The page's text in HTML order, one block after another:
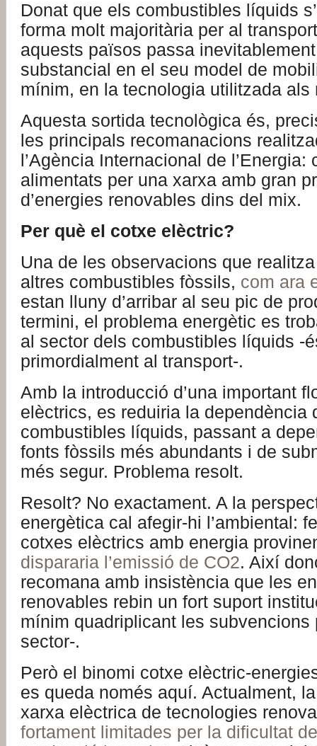
Donat que els combustibles líquids
forma molt majoritària per al
aquests països passa
substancial en el seu model de
mínim, en la tecnologia utilitzada als
Aquesta sortida tecnològica és,
les principals recomanacions
l’Agència Internacional de
alimentats per una xarxa amb gran
d’energies renovables dins del mix.
Per què el cotxe elèctric?
Una de les observacions que realitza
altres combustibles fòssils, com ara
estan lluny d’arribar al seu pic de
termini, el problema energètic es
al sector dels combustibles líquids -
primordialment al transport-.
Amb la introducció d’una important
elèctrics, es reduiria la dependència
combustibles líquids, passant a
fonts fòssils més abundants i de
més segur. Problema resolt.
Resolt? No exactament. A la
energètica cal afegir-hi l’ambiental:
cotxes elèctrics amb energia
dispararia l’emissió de CO2. Així
recomana amb insistència que les
renovables rebin un fort suport
mínim quadriplicant les subvencions
sector-.
Però el binomi cotxe elèctric-
es queda només aquí. Actualment,
xarxa elèctrica de tecnologies
fortament limitades per la dificultat